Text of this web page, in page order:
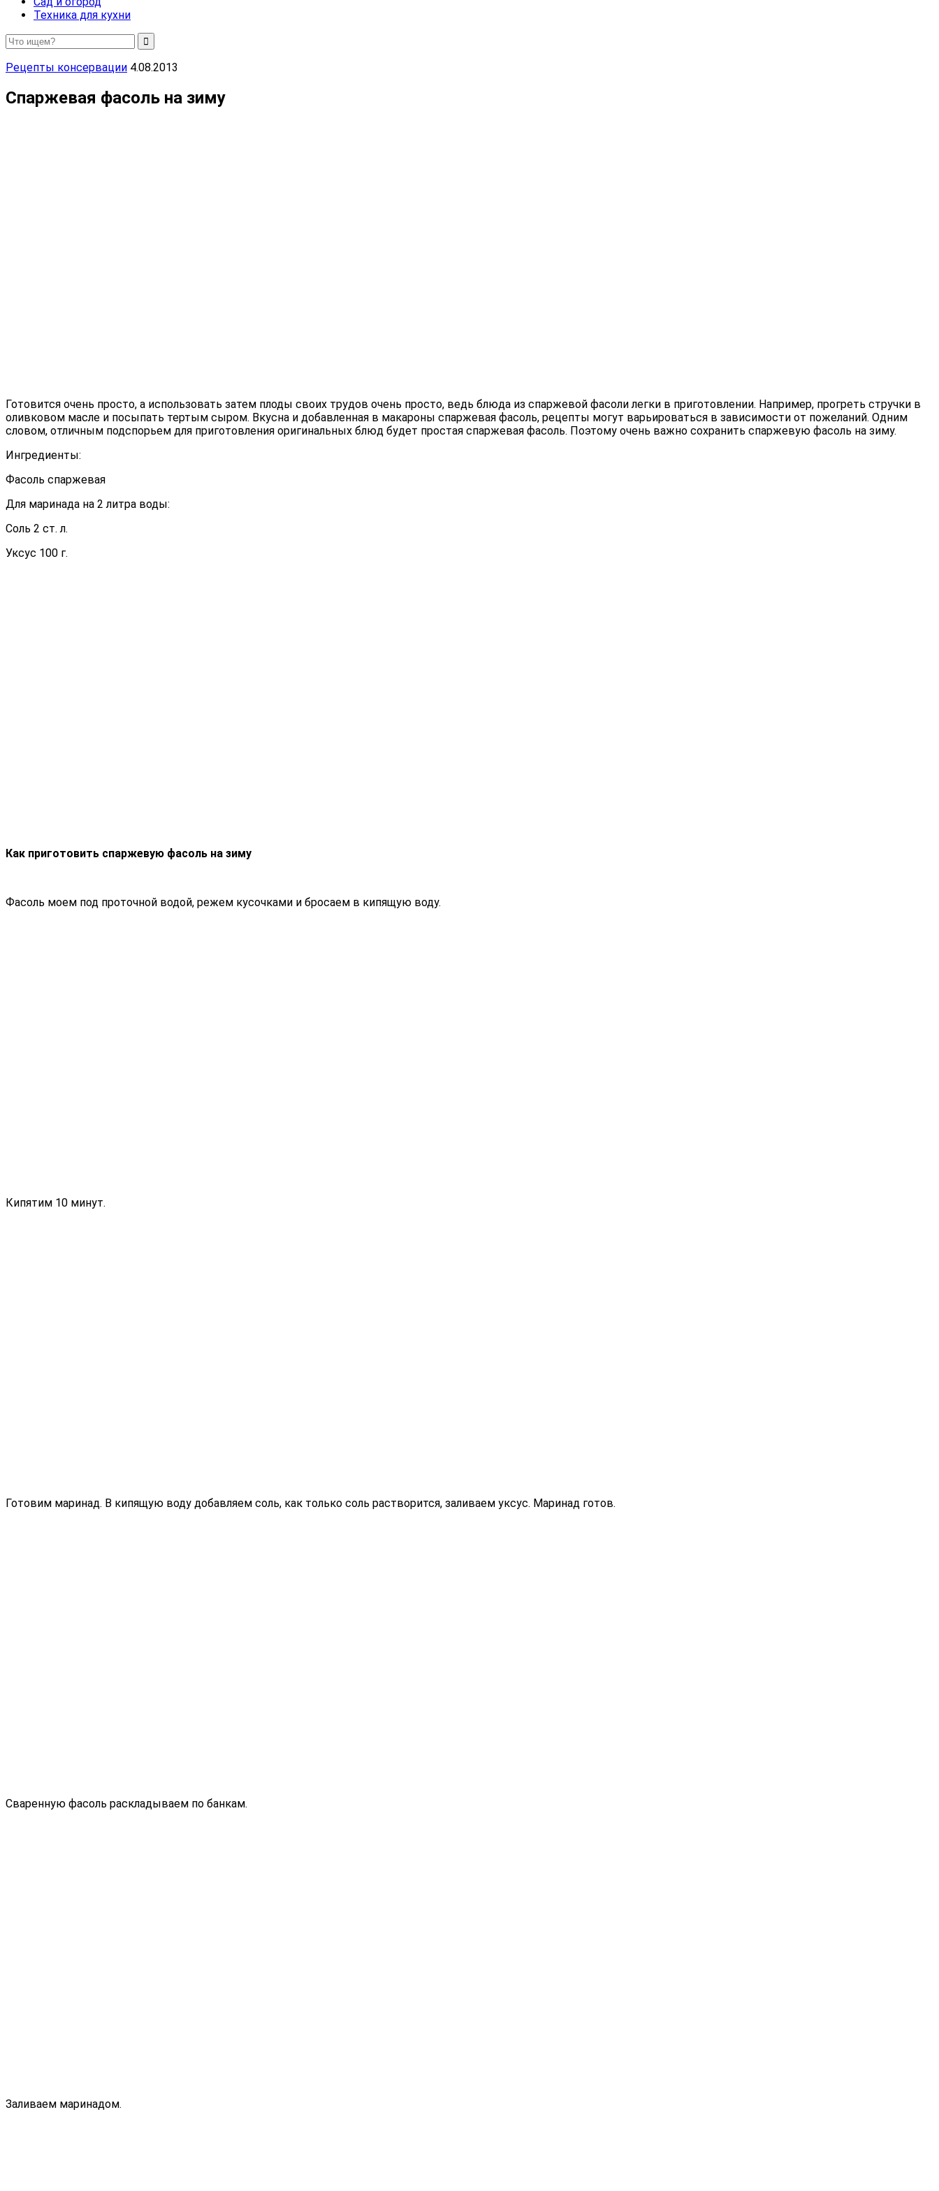
Техника для кухни
Рецепты консервации 4.08.2013
Спаржевая фасоль на зиму
Готовится очень просто, а использовать затем плоды своих трудов очень просто, ведь блюда из спаржевой фасоли легки в приготовлении. Например, прогреть стручки в
оливковом масле и посыпать тертым сыром. Вкусна и добавленная в макароны спаржевая фасоль, рецепты могут варьироваться в зависимости от пожеланий. Одним
словом, отличным подспорьем для приготовления оригинальных блюд будет простая спаржевая фасоль. Поэтому очень важно сохранить спаржевую фасоль на зиму.
Ингредиенты:
Фасоль спаржевая
Для маринада на 2 литра воды:
Соль 2 ст. л.
Уксус 100 г.
Как приготовить спаржевую фасоль на зиму
Фасоль моем под проточной водой, режем кусочками и бросаем в кипящую воду.
Кипятим 10 минут.
Готовим маринад. В кипящую воду добавляем соль, как только соль растворится, заливаем уксус. Маринад готов.
Сваренную фасоль раскладываем по банкам.
Заливаем маринадом.